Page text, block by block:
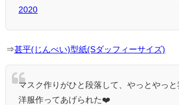
2020
⇒甚平(じんべい)型紙(Sダッフィーサイズ)
マスク作りがひと段落して、やっとやっ
洋服作ってあげられた❤️